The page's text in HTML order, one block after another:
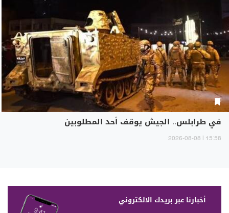
في طرابلس.. الجيش يوقف أحد المطلوبين
15:58 | 2026-08-08
أخبارنا عبر بريدك الالكتروني